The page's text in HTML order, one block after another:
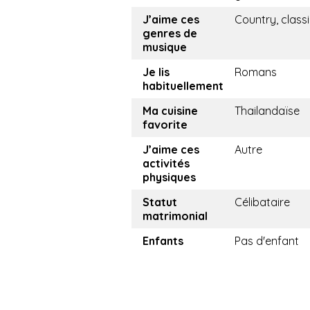
J’aime ces
genres de
musique
Country,
Je lis
habituellement
Romans
Ma cuisine
favorite
Thailandaïse
J’aime ces
activités
physiques
Autre
Statut
matrimonial
Célibataire
Enfants Pas d'enfant